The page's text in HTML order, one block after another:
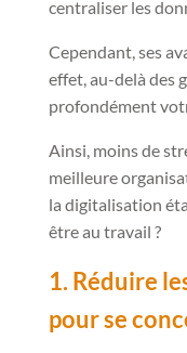
centraliser les
Cependant, ses
effet, au-delà des
profondément
Ainsi, moins de
meilleure
la digitalisation
être au travail ?
1. Réduire
pour se